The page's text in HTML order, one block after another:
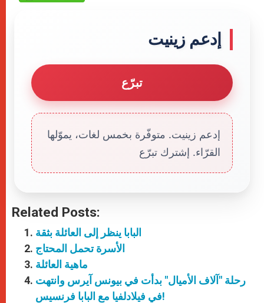
إدعم زينيت
تبرّع
إدعم زينيت. متوفّرة بخمس لغات، يموّلها
القرّاء. إشترك تبرّع
Related Posts:
البابا ينظر إلى العائلة بثقة
الأسرة تحمل المحتاج
ماهية العائلة
رحلة "آلاف الأميال" بدأت في بيونس آيرس وانتهت
في فيلادلفيا مع البابا فرنسيس!